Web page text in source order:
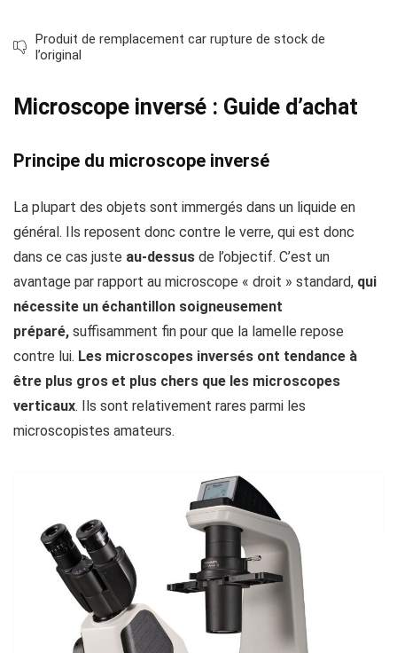
Produit de remplacement car rupture de stock de
l’original
Microscope inversé : Guide d’achat
Principe du microscope inversé
La plupart des objets sont immergés dans un liquide en
général. Ils reposent donc contre le verre, qui est donc
dans ce cas juste au-dessus de l’objectif. C’est un
avantage par rapport au microscope « droit » standard, qui
nécessite un échantillon soigneusement
préparé, suffisamment fin pour que la lamelle repose
contre lui. Les microscopes inversés ont tendance à
être plus gros et plus chers que les microscopes
verticaux. Ils sont relativement rares parmi les
microscopistes amateurs.